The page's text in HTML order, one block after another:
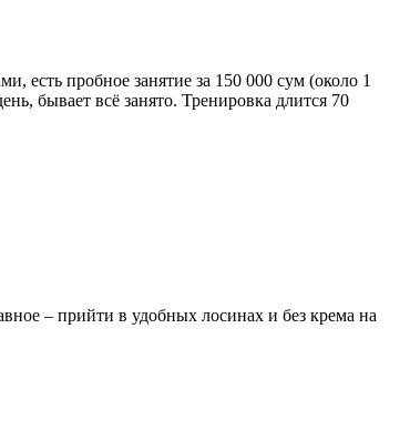
есть пробное занятие за 150 000 сум (около 1
бывает всё занято. Тренировка длится 70
– прийти в удобных лосинах и без крема на